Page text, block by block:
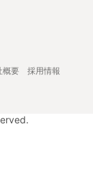
概要
採用情報